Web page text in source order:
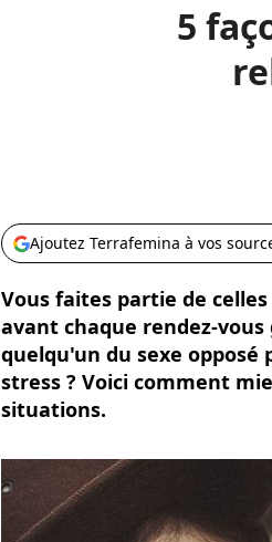
5
Ajoutez Terrafemina à vos
Vous faites partie de
avant chaque rendez-
quelqu'un du sexe opposé
stress ? Voici comment
situations.